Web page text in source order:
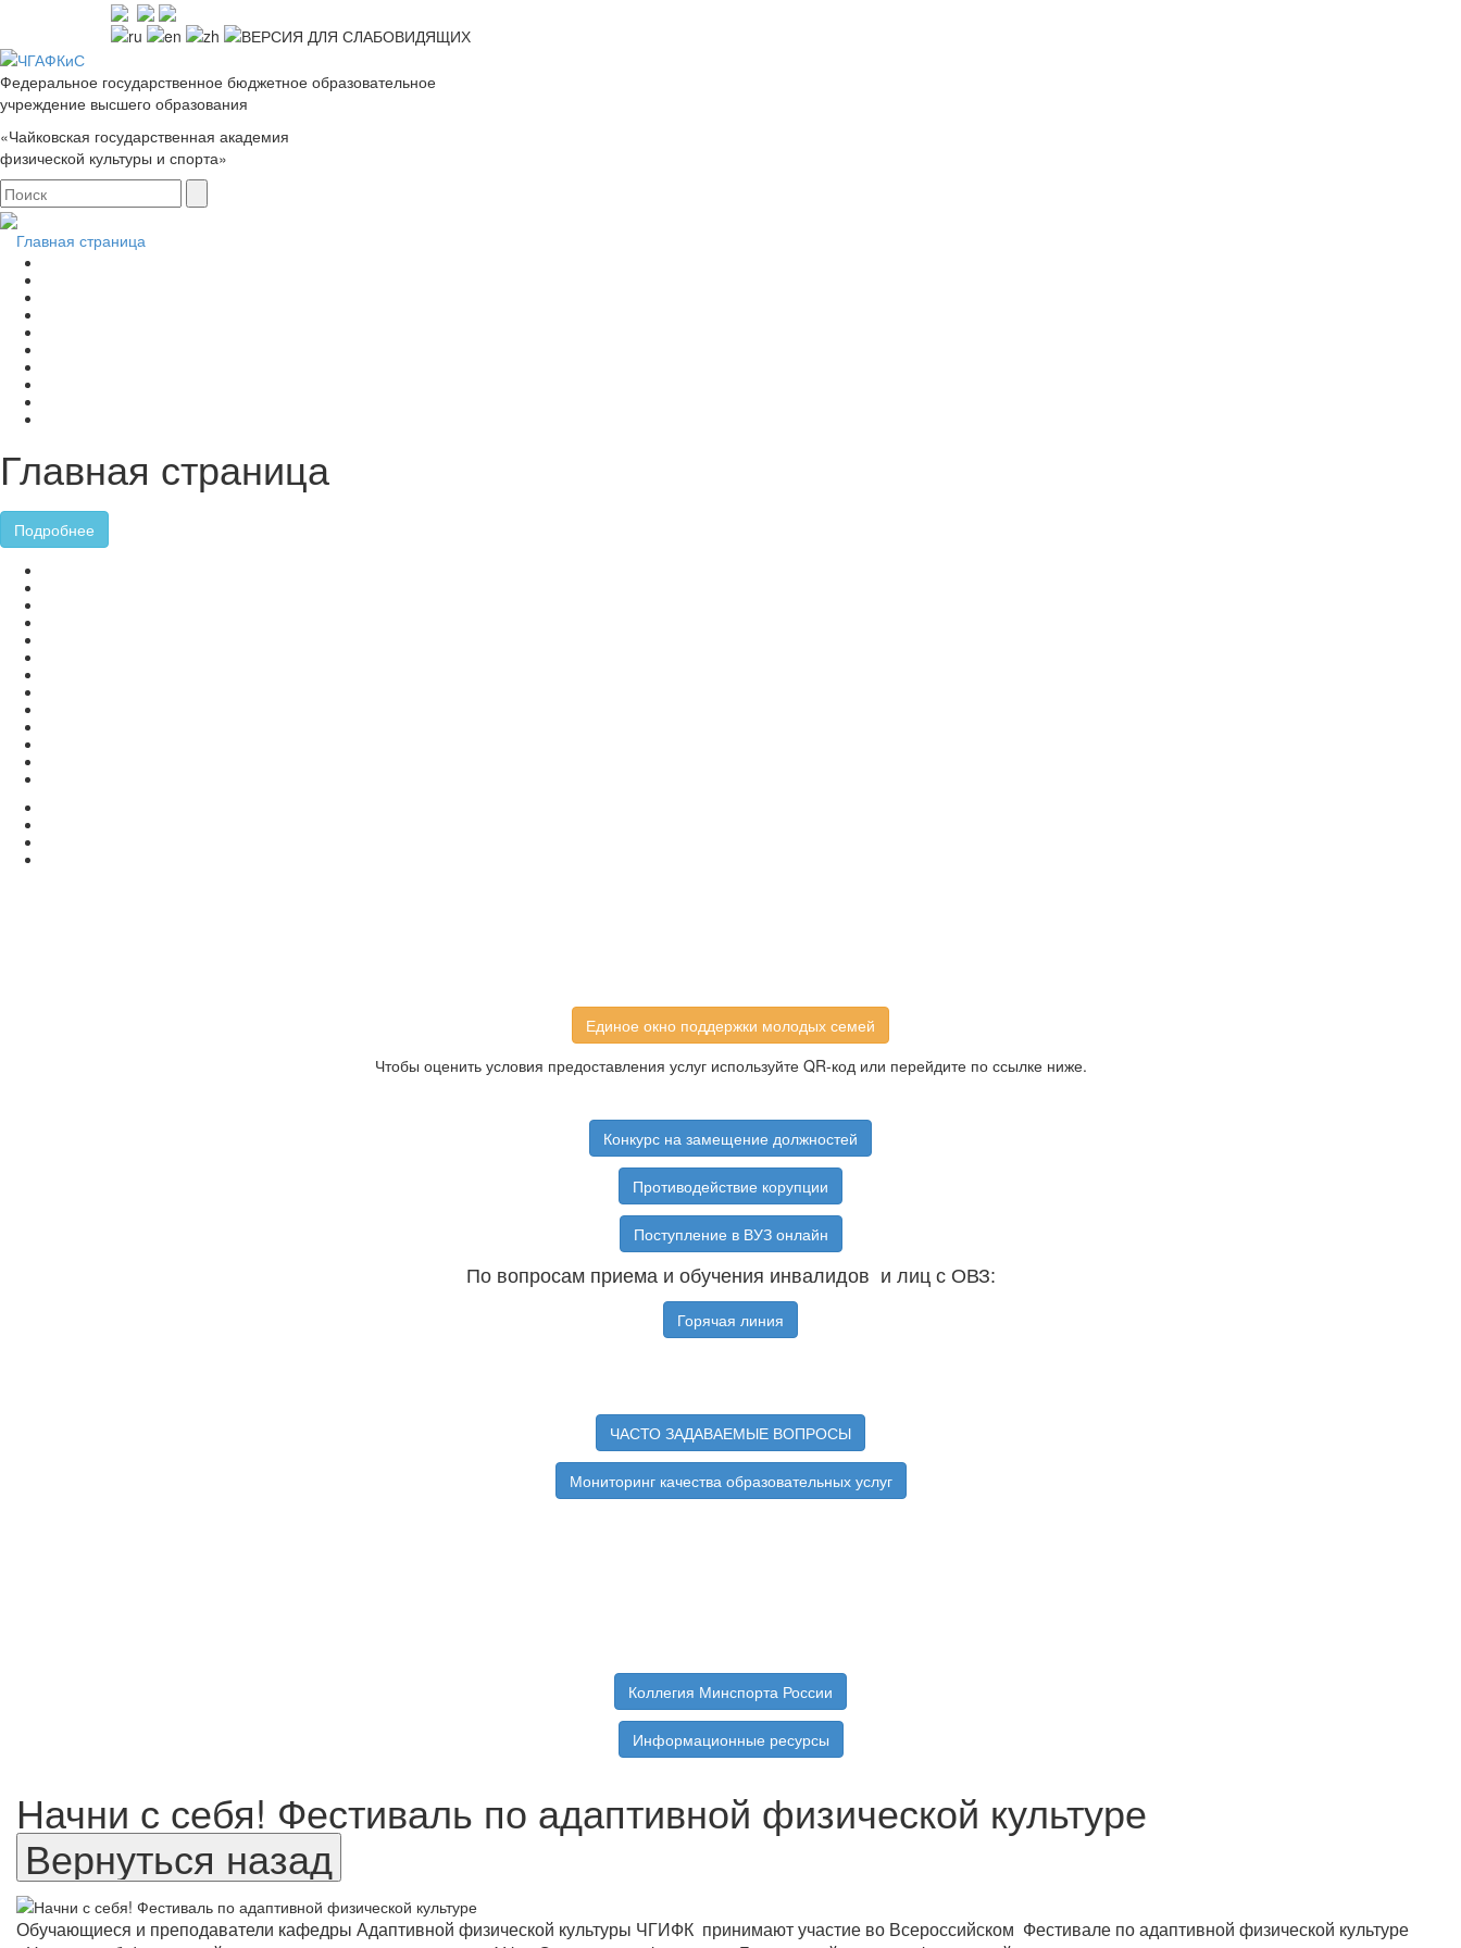
Федеральное государственное бюджетное образовательное
учреждение высшего образования
«Чайковская государственная академия
физической культуры и спорта»
Главная страница
Главная страница
Подробнее
Единое окно поддержки молодых семей
Чтобы оценить условия предоставления услуг используйте QR-код или перейдите по ссылке ниже.
Конкурс на замещение должностей
Противодействие корупции
Поступление в ВУЗ онлайн
По вопросам приема и обучения инвалидов и лиц с ОВЗ:
Горячая линия
ЧАСТО ЗАДАВАЕМЫЕ ВОПРОСЫ
Мониторинг качества образовательных услуг
Коллегия Минспорта России
Информационные ресурсы
Начни с себя! Фестиваль по адаптивной физической культуре
Обучающиеся и преподаватели кафедры Адаптивной физической культуры ЧГИФК принимают участие во Всероссийском Фестивале по адаптивной физической культуре